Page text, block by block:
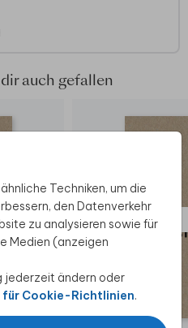
Techniken, um die
den Datenverkehr
zu analysieren sowie für
Medien (anzeigen
jederzeit ändern oder
für Cookie-Richtlinien.
deiner Karte haben
Karte im Kraftpapier-
auch gefallen